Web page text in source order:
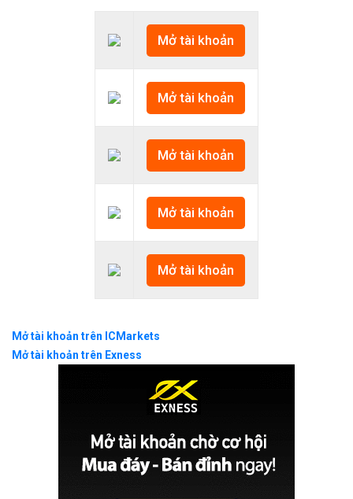
Mở tài khoản
Mở tài khoản
Mở tài khoản
Mở tài khoản
Mở tài khoản
Mở tài khoản trên ICMarkets
Mở tài khoản trên Exness